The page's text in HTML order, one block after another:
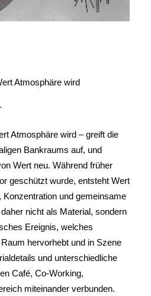
Atmosphäre wird
Atmosphäre wird – greift die
Bankraums auf, und
Wert neu. Während früher
geschützt wurde, entsteht Wert
Konzentration und gemeinsame
nicht als Material, sondern
Ereignis, welches
hervorhebt und in Szene
und unterschiedliche
Café, Co-Working,
miteinander verbunden.